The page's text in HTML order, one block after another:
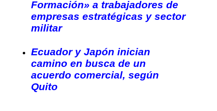
Formación» a trabajadores de
empresas estratégicas y sector
militar
Ecuador y Japón inician
camino en busca de un
acuerdo comercial, según
Quito